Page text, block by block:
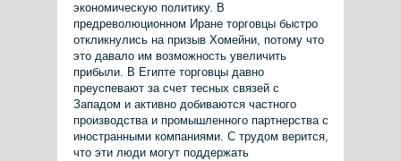
экономическую политику. В
предреволюционном Иране торговцы быстро
откликнулись на призыв Хомейни, потому что
это давало им возможность увеличить
прибыли. В Египте торговцы давно
преуспевают за счет тесных связей с
Западом и активно добиваются частного
производства и промышленного партнерства с
иностранными компаниями. С трудом верится,
что эти люди могут поддержать